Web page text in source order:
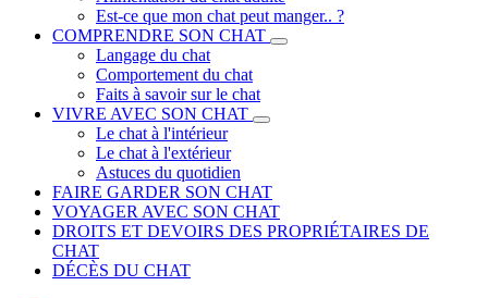
Est-ce que mon chat peut manger.. ?
COMPRENDRE SON CHAT
Langage du chat
Comportement du chat
Faits à savoir sur le chat
VIVRE AVEC SON CHAT
Le chat à l'intérieur
Le chat à l'extérieur
Astuces du quotidien
FAIRE GARDER SON CHAT
VOYAGER AVEC SON CHAT
DROITS ET DEVOIRS DES PROPRIÉTAIRES DE
CHAT
DÉCÈS DU CHAT